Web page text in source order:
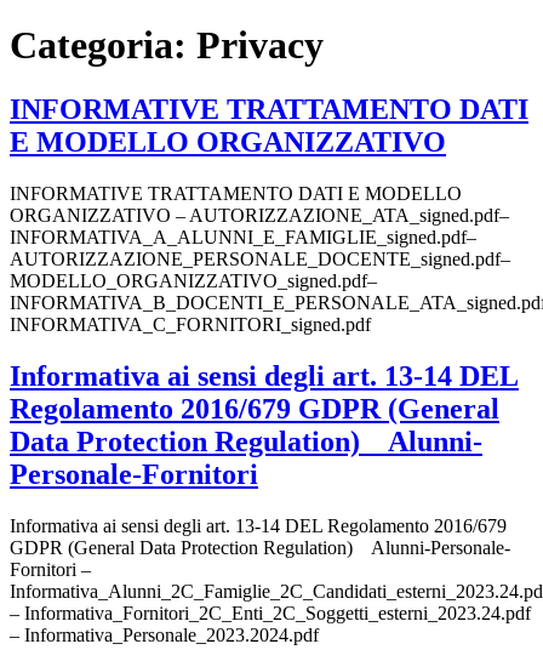
Categoria: Privacy
INFORMATIVE TRATTAMENTO DATI
E MODELLO ORGANIZZATIVO
INFORMATIVE TRATTAMENTO DATI E MODELLO
ORGANIZZATIVO – AUTORIZZAZIONE_ATA_signed.pdf–
INFORMATIVA_A_ALUNNI_E_FAMIGLIE_signed.pdf–
AUTORIZZAZIONE_PERSONALE_DOCENTE_signed.pdf–
MODELLO_ORGANIZZATIVO_signed.pdf–
INFORMATIVA_C_FORNITORI_signed.pdf
Informativa ai sensi degli art. 13-14 DEL
Regolamento 2016/679 GDPR (General
Data Protection Regulation) Alunni-
Personale-Fornitori
Informativa ai sensi degli art. 13-14 DEL Regolamento 2016/679
GDPR (General Data Protection Regulation) Alunni-Personale-
Fornitori –
– Informativa_Fornitori_2C_Enti_2C_Soggetti_esterni_2023.24.pdf
– Informativa_Personale_2023.2024.pdf